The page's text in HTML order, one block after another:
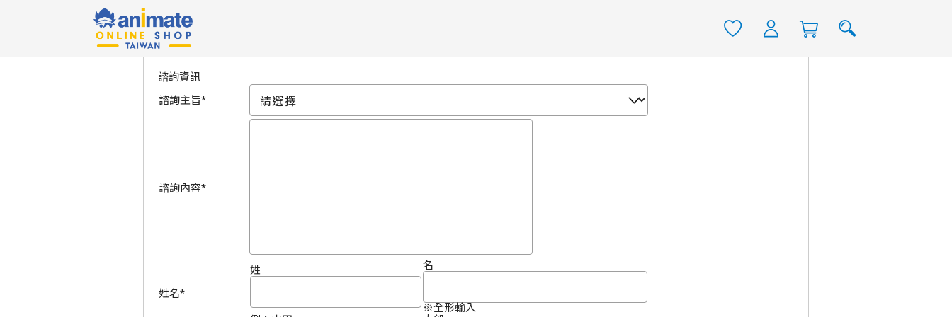
諮詢資訊的輸入
諮詢資訊
諮詢主旨*
諮詢內容*
姓名*
姓 名
※全形輸入